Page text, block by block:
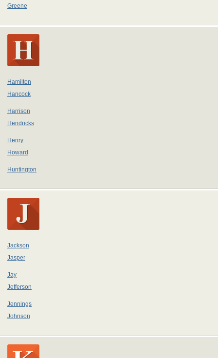
Greene
Hamilton
Hancock
Harrison
Hendricks
Henry
Howard
Huntington
Jackson
Jasper
Jay
Jefferson
Jennings
Johnson